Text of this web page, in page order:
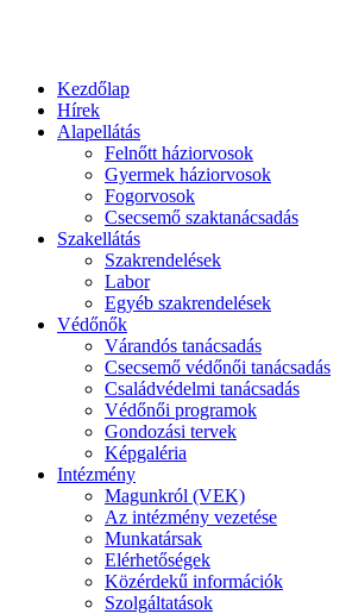
Kezdőlap
Hírek
Alapellátás
Felnőtt háziorvosok
Gyermek háziorvosok
Fogorvosok
Csecsemő szaktanácsadás
Szakellátás
Szakrendelések
Labor
Egyéb szakrendelések
Védőnők
Várandós tanácsadás
Csecsemő védőnői tanácsadás
Családvédelmi tanácsadás
Védőnői programok
Gondozási tervek
Képgaléria
Intézmény
Magunkról (VEK)
Az intézmény vezetése
Munkatársak
Elérhetőségek
Közérdekű információk
Szolgáltatások